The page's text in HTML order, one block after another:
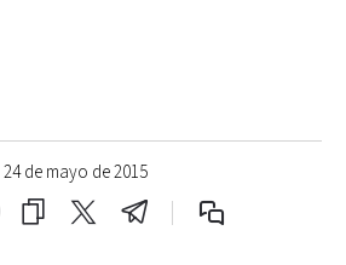
24 de mayo de 2015